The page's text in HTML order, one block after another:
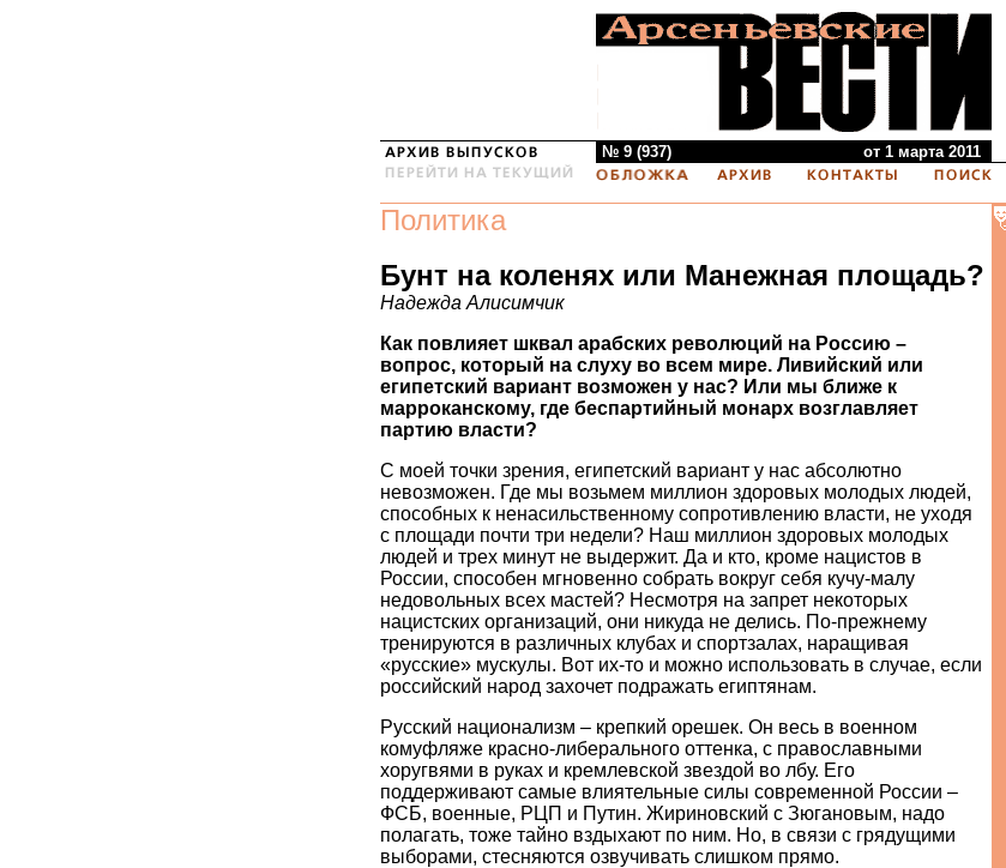
№ 9 (937) от 1 марта 2011
Политика
Бунт на коленях или Манежная площадь?
Надежда Алисимчик
Как повлияет шквал арабских революций на Россию –
вопрос, который на слуху во всем мире. Ливийский или
египетский вариант возможен у нас? Или мы ближе к
марроканскому, где беспартийный монарх возглавляет
партию власти?
С моей точки зрения, египетский вариант у нас абсолютно
невозможен. Где мы возьмем миллион здоровых молодых людей,
способных к ненасильственному сопротивлению власти, не уходя
с площади почти три недели? Наш миллион здоровых молодых
людей и трех минут не выдержит. Да и кто, кроме нацистов в
России, способен мгновенно собрать вокруг себя кучу-малу
недовольных всех мастей? Несмотря на запрет некоторых
нацистских организаций, они никуда не делись. По-прежнему
тренируются в различных клубах и спортзалах, наращивая
«русские» мускулы. Вот их-то и можно использовать в случае, если
российский народ захочет подражать египтянам.
Русский национализм – крепкий орешек. Он весь в военном
комуфляже красно-либерального оттенка, с православными
хоругвями в руках и кремлевской звездой во лбу. Его
поддерживают самые влиятельные силы современной России –
ФСБ, военные, РЦП и Путин. Жириновский с Зюгановым, надо
полагать, тоже тайно вздыхают по ним. Но, в связи с грядущими
выборами, стесняются озвучивать слишком прямо.